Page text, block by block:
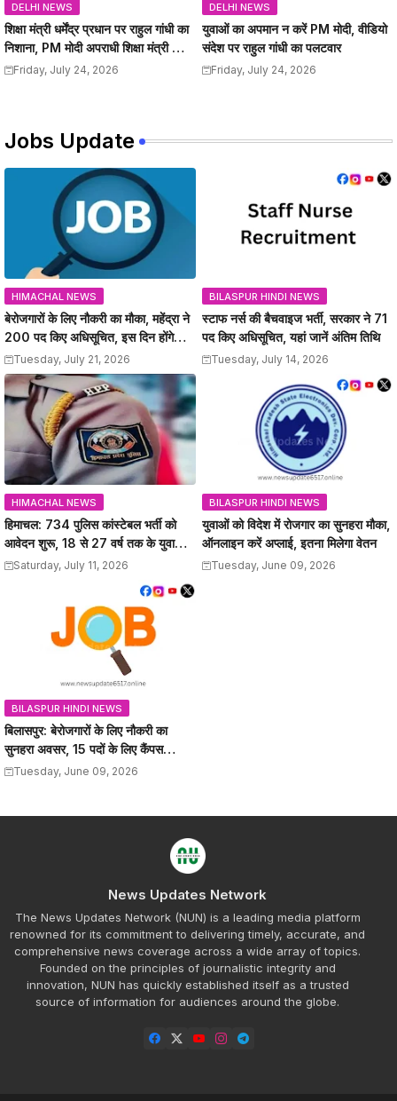
DELHI NEWS
शिक्षा मंत्री धर्मेंद्र प्रधान पर राहुल गांधी का
निशाना, PM मोदी अपराधी शिक्षा मंत्री को
हटाएFriday, July 24, 2026
DELHI NEWS
युवाओं का अपमान न करें PM मोदी, वीडियो
संदेश पर राहुल गांधी का पलटवार
Friday, July 24, 2026
Jobs Update
HIMACHAL NEWS
बेरोजगारों के लिए नौकरी का मौका, महेंद्रा ने
200 पद किए अधिसूचित, इस दिन होंगे
इंटरव्यू
Tuesday, July 21, 2026
BILASPUR HINDI NEWS
स्टाफ नर्स की बैचवाइज भर्ती, सरकार ने 71
पद किए अधिसूचित, यहां जानें अंतिम तिथि
Tuesday, July 14, 2026
HIMACHAL NEWS
हिमाचल: 734 पुलिस कांस्टेबल भर्ती को
आवेदन शुरू, 18 से 27 वर्ष तक के युवाओं
को मौका, 12वीं पास कर सकेंगे अप्लाई
Saturday, July 11, 2026
BILASPUR HINDI NEWS
युवाओं को विदेश में रोजगार का सुनहरा मौका,
ऑनलाइन करें अप्लाई, इतना मिलेगा वेतन
Tuesday, June 09, 2026
BILASPUR HINDI NEWS
बिलासपुर: बेरोजगारों के लिए नौकरी का
सुनहरा अवसर, 15 पदों के लिए कैंपस
इंटरव्यू, यहां जानें
Tuesday, June 09, 2026
News Updates Network
The News Updates Network (NUN) is a leading media platform
renowned for its commitment to delivering timely, accurate, and
comprehensive news coverage across a wide array of topics.
Founded on the principles of journalistic integrity and
innovation, NUN has quickly established itself as a trusted
source of information for audiences around the globe.